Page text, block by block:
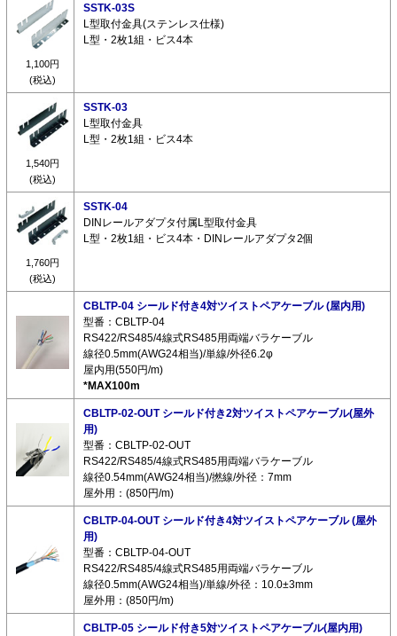
1,100円
(税込)
SSTK-03S
L型取付金具(ステンレス仕様)
L型・2枚1組・ビス4本
1,540円
(税込)
SSTK-03
L型取付金具
L型・2枚1組・ビス4本
1,760円
(税込)
SSTK-04
DINレールアダプタ付属L型取付金具
L型・2枚1組・ビス4本・DINレールアダプタ2個
CBLTP-04 シールド付き4対ツイストペアケーブル (屋内用)
型番：CBLTP-04
RS422/RS485/4線式RS485用両端バラケーブル
線径0.5mm(AWG24相当)/単線/外径6.2φ
屋内用(550円/m)
*MAX100m
CBLTP-02-OUT シールド付き2対ツイストペアケーブル(屋外
用)
型番：CBLTP-02-OUT
RS422/RS485/4線式RS485用両端バラケーブル
線径0.54mm(AWG24相当)/撚線/外径：7mm
屋外用：(850円/m)
CBLTP-04-OUT シールド付き4対ツイストペアケーブル (屋外
用)
型番：CBLTP-04-OUT
RS422/RS485/4線式RS485用両端バラケーブル
線径0.5mm(AWG24相当)/単線/外径：10.0±3mm
屋外用：(850円/m)
CBLTP-05 シールド付き5対ツイストペアケーブル(屋内用)